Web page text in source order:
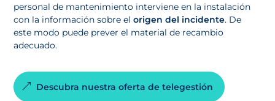
personal de mantenimiento interviene en la instalación
con la información sobre elorigen del incidente. De
este modo puede prever el material de recambio
adecuado.
Descubra nuestra oferta de telegestión